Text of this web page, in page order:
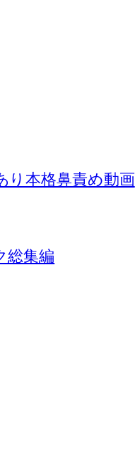
り本格鼻責め動画
総集編